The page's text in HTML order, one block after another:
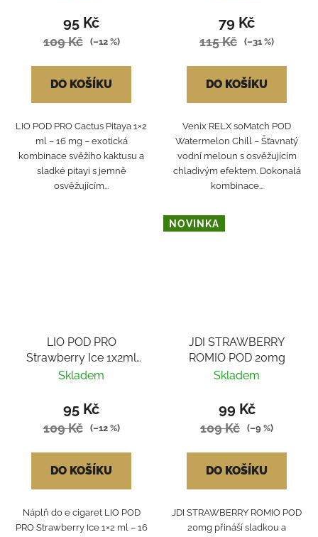
95 Kč
109 Kč (–12 %)
DO KOŠÍKU
LIO POD PRO Cactus Pitaya 1×2
ml – 16 mg – exotická
kombinace svěžího kaktusu a
sladké pitayi s jemně
osvěžujícím...
79 Kč
115 Kč (–31 %)
DO KOŠÍKU
Venix RELX soMatch POD
Watermelon Chill – Šťavnatý
vodní meloun s osvěžujícím
chladivým efektem. Dokonalá
kombinace...
LIO POD PRO
Strawberry Ice 1x2ml
16mg
Skladem
95 Kč
109 Kč (–12 %)
DO KOŠÍKU
Náplň do e cigaret LIO POD
PRO Strawberry Ice 1×2 ml – 16
NOVINKA
JDI STRAWBERRY
ROMIO POD 20mg
Skladem
99 Kč
109 Kč (–9 %)
DO KOŠÍKU
JDI STRAWBERRY ROMIO POD
20mg přináší sladkou a